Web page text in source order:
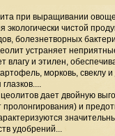
при выращивании
экологически чистой
болезнетворных
устраняет
влагу и этилен,
морковь,
дает двойную
и
удобрений...